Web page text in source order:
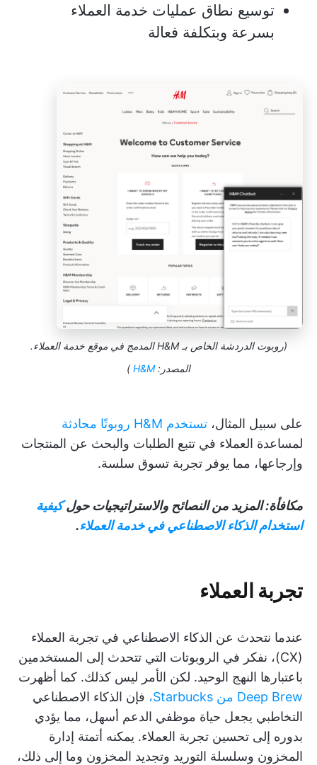
توسيع نطاق عمليات خدمة العملاء
بسرعة وبتكلفة فعالة
(روبوت الدردشة الخاص بـ H&M المدمج في موقع خدمة العملاء.
المصدر:H&M
)
على سبيل المثال، تستخدم H&M روبوتًا محادثة
لمساعدة العملاء في تتبع الطلبات والبحث عن المنتجات
وإرجاعها، مما يوفر تجربة تسوق سلسة.
مكافأة: المزيد من النصائح والاستراتيجيات حولكيفية
استخدام الذكاء الاصطناعي في خدمة العملاء.
تجربة العملاء
عندما نتحدث عن الذكاء الاصطناعي في تجربة العملاء
(CX)، نفكر في الروبوتات التي تتحدث إلى المستخدمين
باعتبارها النهج الوحيد. لكن الأمر ليس كذلك. كما أظهرت
Deep Brew من Starbucks،
فإن الذكاء الاصطناعي
التخاطبي يجعل حياة موظفي الدعم أسهل، مما يؤدي
بدوره إلى تحسين تجربة العملاء. يمكنه أتمتة إدارة
المخزون وسلسلة التوريد وتجديد المخزون وما إلى ذلك،